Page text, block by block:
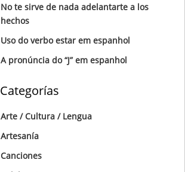
No te sirve de nada adelantarte a los
hechos
Uso do verbo estar em espanhol
A pronúncia do “J” em espanhol
Categorías
Arte / Cultura / Lengua
Artesanía
Canciones